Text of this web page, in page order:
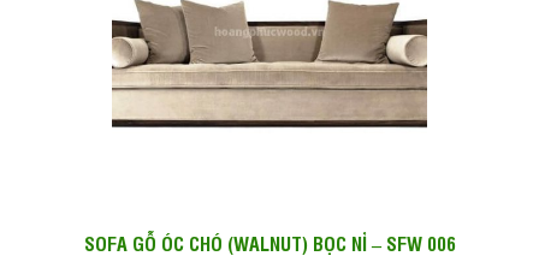
SOFA GỖ ÓC CHÓ (WALNUT) BỌC NỈ – SFW 006